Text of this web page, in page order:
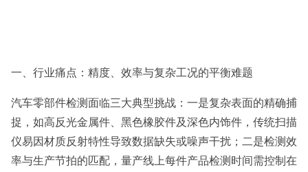
一、行业痛点：精度、效率与复杂工况的平衡难题
汽车零部件检测面临三大典型挑战：一是复杂表面的精确捕
捉，如高反光金属件、黑色橡胶件及深色内饰件，传统扫描
仪易因材质反射特性导致数据缺失或噪声干扰；二是检测效
率与生产节拍的匹配，量产线上每件产品检测时间需控制在